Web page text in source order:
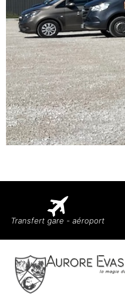
Transfert gare - aéroport